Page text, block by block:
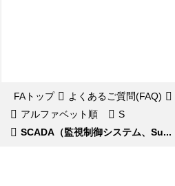
FAトップ よくあるご質問(FAQ)
アルファベット順
S
SCADA（監視制御システム、Su...